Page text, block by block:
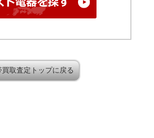
取査定トップに戻る